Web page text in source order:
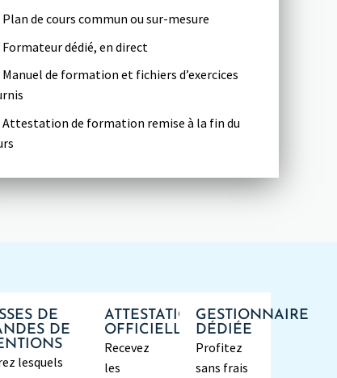
Plan de cours commun ou sur-mesure
Formateur dédié, en direct
Manuel de formation et fichiers d’exercices
Attestation de formation remise à la fin du
DE
DE
lesquels
ATTESTATIONS
OFFICIELLES
Recevez
les
GESTIONNAIRE
DÉDIÉE
Profitez
sans frais